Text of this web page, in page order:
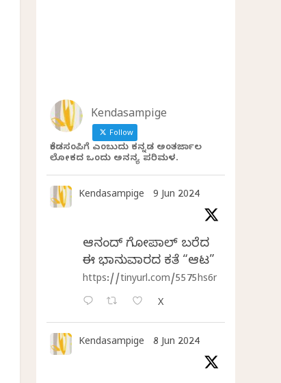
Kendasampige
Follow
ಕೆಂಡಸಂಪಿಗೆ ಎಂಬುದು ಕನ್ನಡ ಅಂತರ್ಜಾಲ
ಲೋಕದ ಒಂದು ಅನನ್ಯ ಪರಿಮಳ.
Kendasampige 9 Jun 2024
ಆನಂದ್‌ ಗೋಪಾಲ್‌ ಬರೆದ
ಈ ಭಾನುವಾರದ ಕತೆ “ಆಟ”
https://tinyurl.com/5575hs6r
X
Kendasampige 8 Jun 2024